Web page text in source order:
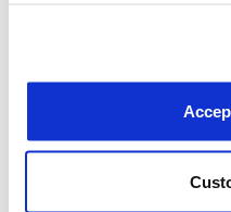
Tabela zamienników i